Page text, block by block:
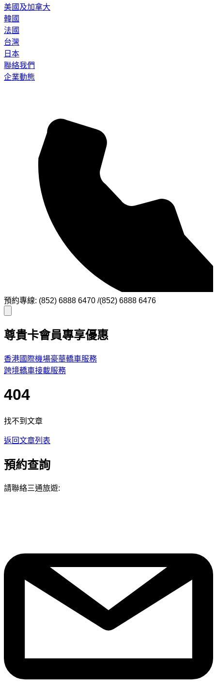
美國及加拿大
韓國
法國
台灣
日本
聯絡我們
企業動態
預約專線: (852) 6888 6470 /(852) 6888 6476
尊貴卡會員專享優惠
香港國際機場豪華轎車服務
跨境轎車接載服務
404
找不到文章
返回文章列表
預約查詢
請聯絡三通旅遊: